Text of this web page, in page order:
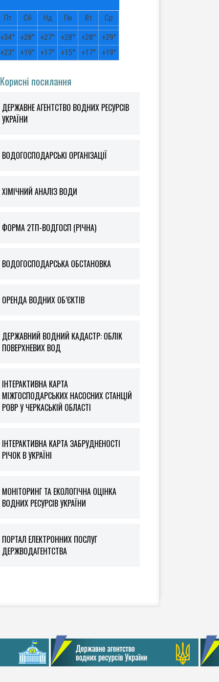
Пт Сб Нд Пн Вт Ср
+34° +28° +27° +28° +28° +29°
+23° +19° +17° +15° +17° +19°
Корисні посилання
ДЕРЖАВНЕ АГЕНТСТВО ВОДНИХ РЕСУРСІВ
УКРАЇНИ
ВОДОГОСПОДАРСЬКІ ОРГАНІЗАЦІЇ
ХІМІЧНИЙ АНАЛІЗ ВОДИ
ФOРМА 2ТП-ВОДГОСП (РІЧНА)
ВОДОГОСПОДАРСЬКА ОБСТАНОВКА
ОРЕНДА ВОДНИХ ОБ’ЄКТІВ
ДЕРЖАВНИЙ ВОДНИЙ КАДАСТР: ОБЛІК
ПОВЕРХНЕВИХ ВОД
ІНТЕРАКТИВНА КАРТА
МІЖГОСПОДАРСЬКИХ НАСОСНИХ СТАНЦІЙ
РОВР У ЧЕРКАСЬКІЙ ОБЛАСТІ
ІНТЕРАКТИВНА КАРТА ЗАБРУДНЕНОСТІ
РІЧОК В УКРАЇНІ
МОНІТОРИНГ ТА ЕКОЛОГІЧНА ОЦІНКА
ВОДНИХ РЕСУРСІВ УКРАЇНИ
ПОРТАЛ ЕЛЕКТРОННИХ ПОСЛУГ
ДЕРЖВОДАГЕНТСТВА